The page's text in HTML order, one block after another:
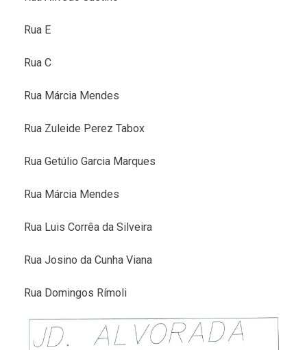
Rua E
Rua C
Rua Márcia Mendes
Rua Zuleide Perez Tabox
Rua Getúlio Garcia Marques
Rua Márcia Mendes
Rua Luis Corrêa da Silveira
Rua Josino da Cunha Viana
Rua Domingos Rímoli